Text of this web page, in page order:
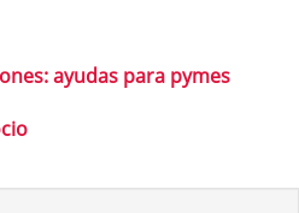
ayudas para pymes